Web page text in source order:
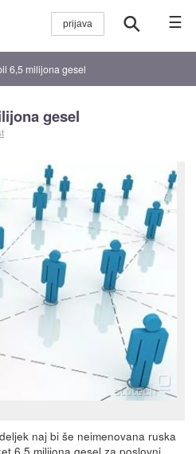
☰
6,5 milijona gesel
gesel
naj bi še neimenovana ruska
6.5 milijona gesel za poslovni